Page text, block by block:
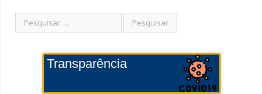
Transparência